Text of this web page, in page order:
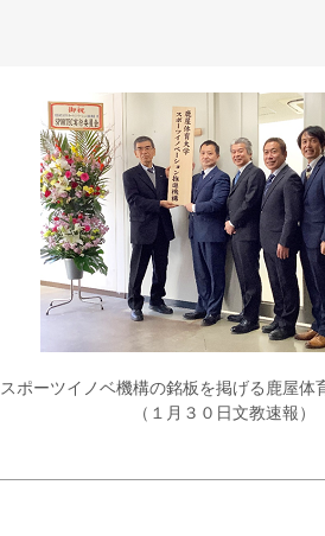
スポーツイノベ機構の銘板を掲げる鹿屋体
（１月３０日文教速報）